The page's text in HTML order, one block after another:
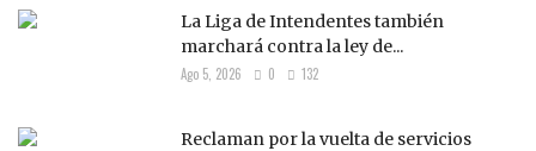
La Liga de Intendentes también
marchará contra la ley de...
Ago 5, 2026 0 132
Reclaman por la vuelta de servicios